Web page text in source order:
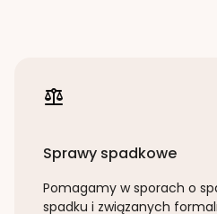
Sprawy spadkowe
Pomagamy w sporach o
spadku i związanych